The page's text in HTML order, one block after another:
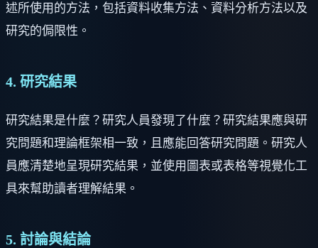
述所使用的方法，包括資料收集方法、資料分析方法以及
研究的侷限性。
4. 研究結果
研究結果是什麼？研究人員發現了什麼？研究結果應與研
究問題和理論框架相一致，且應能回答研究問題。研究人
員應清楚地呈現研究結果，並使用圖表或表格等視覺化工
具來幫助讀者理解結果。
5. 討論與結論